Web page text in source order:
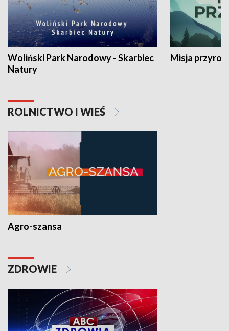
Woliński Park Narodowy - Skarbiec
Natury
Misja
ROLNICTWO I WIEŚ
Agro-szansa
ZDROWIE